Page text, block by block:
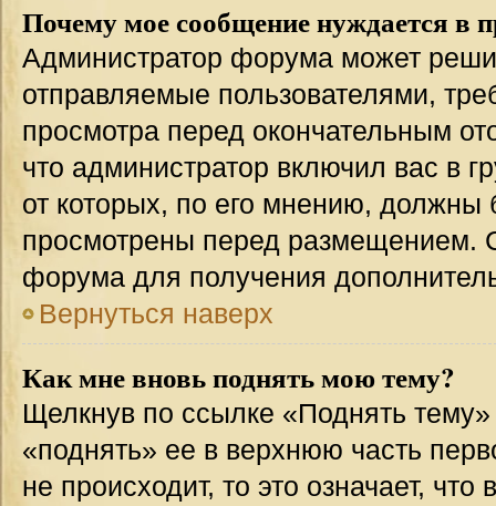
Почему мое сообщение нуждается в
Администратор форума может
отправляемые пользователями,
просмотра перед окончательным
что администратор включил вас в
от которых, по его мнению, должны
просмотрены перед размещением.
форума для получения
Вернуться наверх
Как мне вновь поднять мою тему?
Щелкнув по ссылке «Поднять
«поднять» ее в верхнюю часть
не происходит, то это означает,